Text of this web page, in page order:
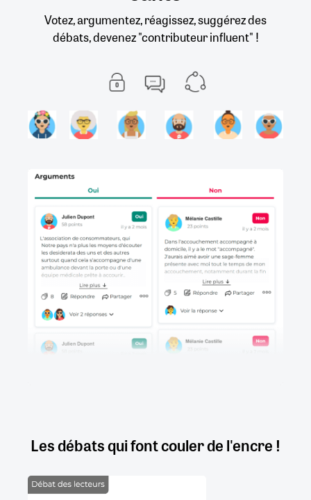
Votez, argumentez, réagissez, suggérez des
débats, devenez "contributeur influent" !
Les débats qui font couler de l'encre !